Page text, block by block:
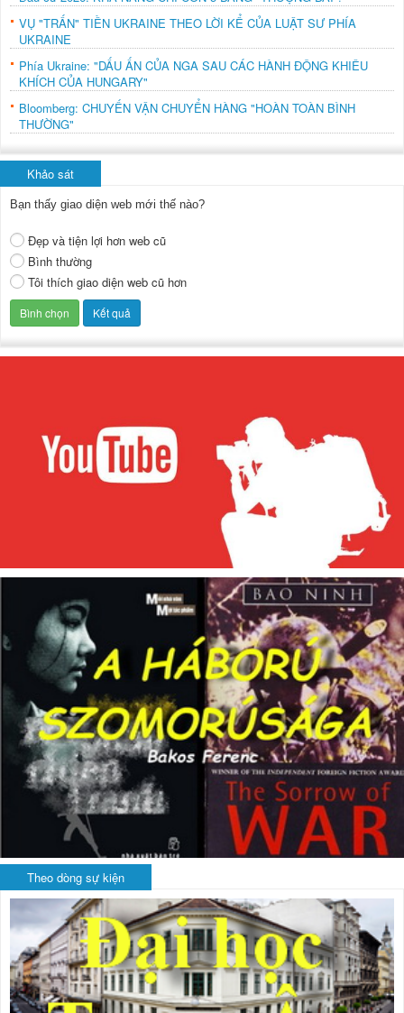
VỤ "TRẤN" TIỀN UKRAINE THEO LỜI KỂ CỦA LUẬT SƯ PHÍA
UKRAINE
Phía Ukraine: "DẤU ẤN CỦA NGA SAU CÁC HÀNH ĐỘNG KHIÊU
KHÍCH CỦA HUNGARY"
Bloomberg: CHUYẾN VẬN CHUYỂN HÀNG "HOÀN TOÀN BÌNH
THƯỜNG"
Khảo sát
Bạn thấy giao diện web mới thế nào?
Đẹp và tiện lợi hơn web cũ
Bình thường
Tôi thích giao diện web cũ hơn
Theo dòng sự kiện